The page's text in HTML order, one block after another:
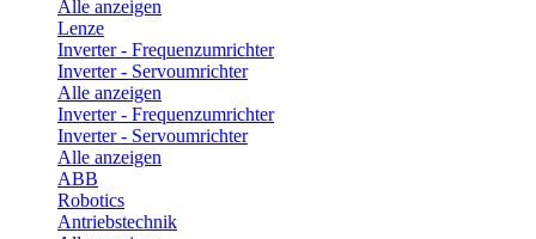
Alle anzeigen
Lenze
Inverter - Frequenzumrichter
Inverter - Servoumrichter
Alle anzeigen
Inverter - Frequenzumrichter
Inverter - Servoumrichter
Alle anzeigen
ABB
Robotics
Antriebstechnik